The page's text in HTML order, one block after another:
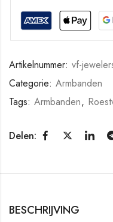
Artikelnummer: vf-
Categorie: Armbanden
Tags: Armbanden,
Delen:
BESCHRIJVING